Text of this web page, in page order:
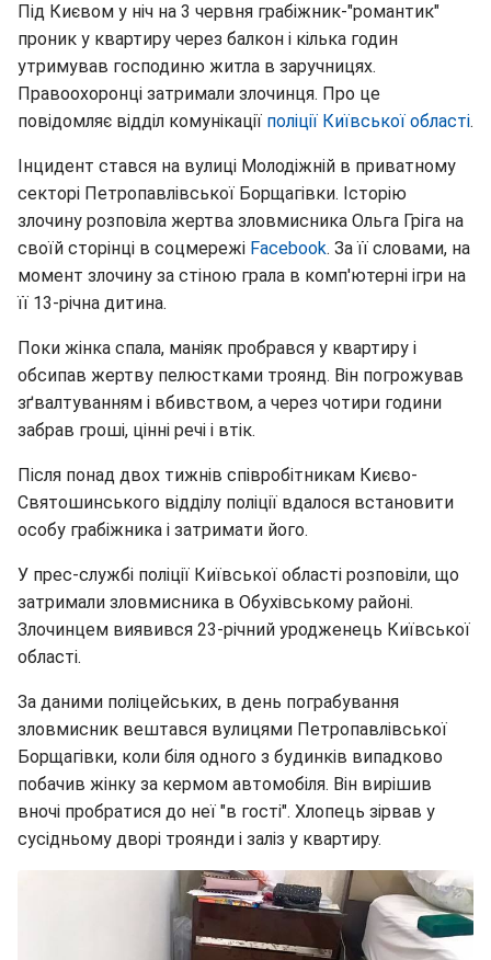
Під Києвом у ніч на 3 червня грабіжник-"романтик"
проник у квартиру через балкон і кілька годин
утримував господиню житла в заручницях.
Правоохоронці затримали злочинця. Про це
повідомляє відділ комунікації поліції Київської області.
Інцидент стався на вулиці Молодіжній в приватному
секторі Петропавлівської Борщагівки. Історію
злочину розповіла жертва зловмисника Ольга Гріга на
своїй сторінці в соцмережі Facebook. За її словами, на
момент злочину за стіною грала в комп'ютерні ігри на
її 13-річна дитина.
Поки жінка спала, маніяк пробрався у квартиру і
обсипав жертву пелюстками троянд. Він погрожував
зґвалтуванням і вбивством, а через чотири години
забрав гроші, цінні речі і втік.
Після понад двох тижнів співробітникам Києво-
Святошинського відділу поліції вдалося встановити
особу грабіжника і затримати його.
У прес-службі поліції Київської області розповіли, що
затримали зловмисника в Обухівському районі.
Злочинцем виявився 23-річний уродженець Київської
області.
За даними поліцейських, в день пограбування
зловмисник вештався вулицями Петропавлівської
Борщагівки, коли біля одного з будинків випадково
побачив жінку за кермом автомобіля. Він вирішив
вночі пробратися до неї "в гості". Хлопець зірвав у
сусідньому дворі троянди і заліз у квартиру.